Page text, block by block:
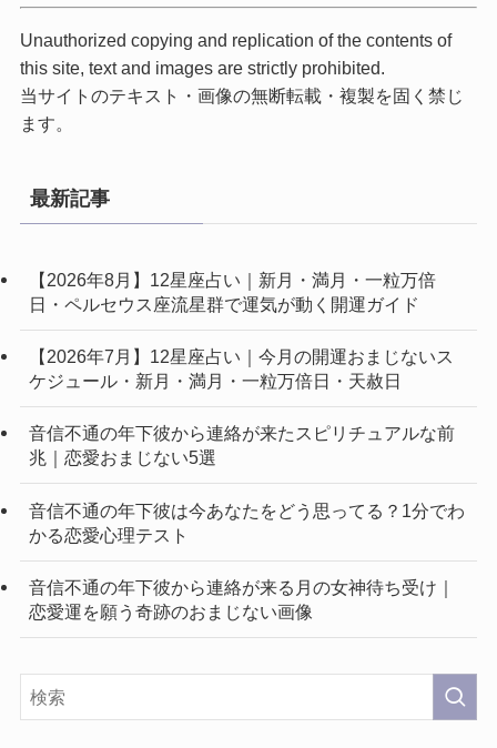
Unauthorized copying and replication of the contents of
this site, text and images are strictly prohibited.
当サイトのテキスト・画像の無断転載・複製を固く禁じ
ます。
最新記事
【2026年8月】12星座占い｜新月・満月・一粒万倍
日・ペルセウス座流星群で運気が動く開運ガイド
【2026年7月】12星座占い｜今月の開運おまじないス
ケジュール・新月・満月・一粒万倍日・天赦日
音信不通の年下彼から連絡が来たスピリチュアルな前
兆｜恋愛おまじない5選
音信不通の年下彼は今あなたをどう思ってる？1分でわ
かる恋愛心理テスト
音信不通の年下彼から連絡が来る月の女神待ち受け｜
恋愛運を願う奇跡のおまじない画像